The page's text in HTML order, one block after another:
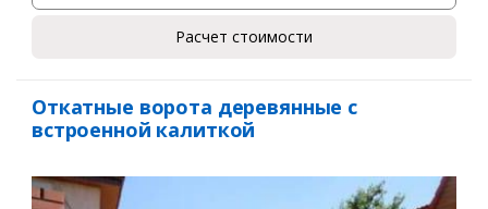
Расчет стоимости
Откатные ворота деревянные с
встроенной калиткой